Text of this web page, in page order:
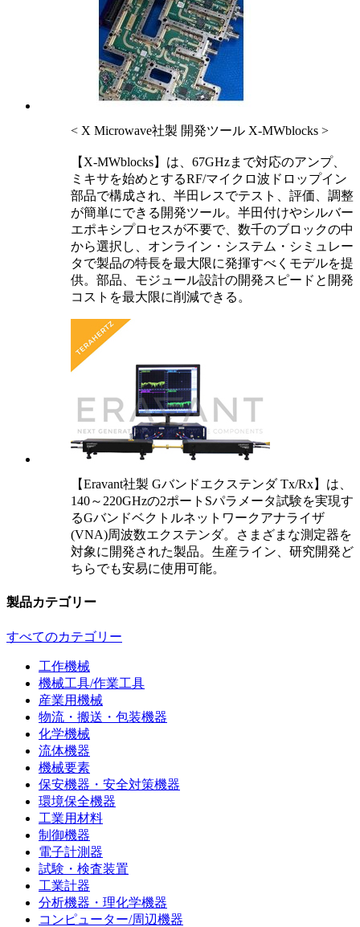
< X Microwave社製 開発ツール X-MWblocks >
【X-MWblocks】は、67GHzまで対応のアンプ、
ミキサを始めとするRF/マイクロ波ドロップイン
部品で構成され、半田レスでテスト、評価、調整
が簡単にできる開発ツール。半田付けやシルバー
エポキシプロセスが不要で、数千のブロックの中
から選択し、オンライン・システム・シミュレー
タで製品の特長を最大限に発揮すべくモデルを提
供。部品、モジュール設計の開発スピードと開発
コストを最大限に削減できる。
【Eravant社製 Gバンドエクステンダ Tx/Rx】は、
140～220GHzの2ポートSパラメータ試験を実現す
るGバンドベクトルネットワークアナライザ
(VNA)周波数エクステンダ。さまざまな測定器を
対象に開発された製品。生産ライン、研究開発ど
ちらでも安易に使用可能。
製品カテゴリー
すべてのカテゴリー
工作機械
機械工具/作業工具
産業用機械
物流・搬送・包装機器
化学機械
流体機器
機械要素
保安機器・安全対策機器
環境保全機器
工業用材料
制御機器
電子計測器
試験・検査装置
工業計器
分析機器・理化学機器
コンピューター/周辺機器